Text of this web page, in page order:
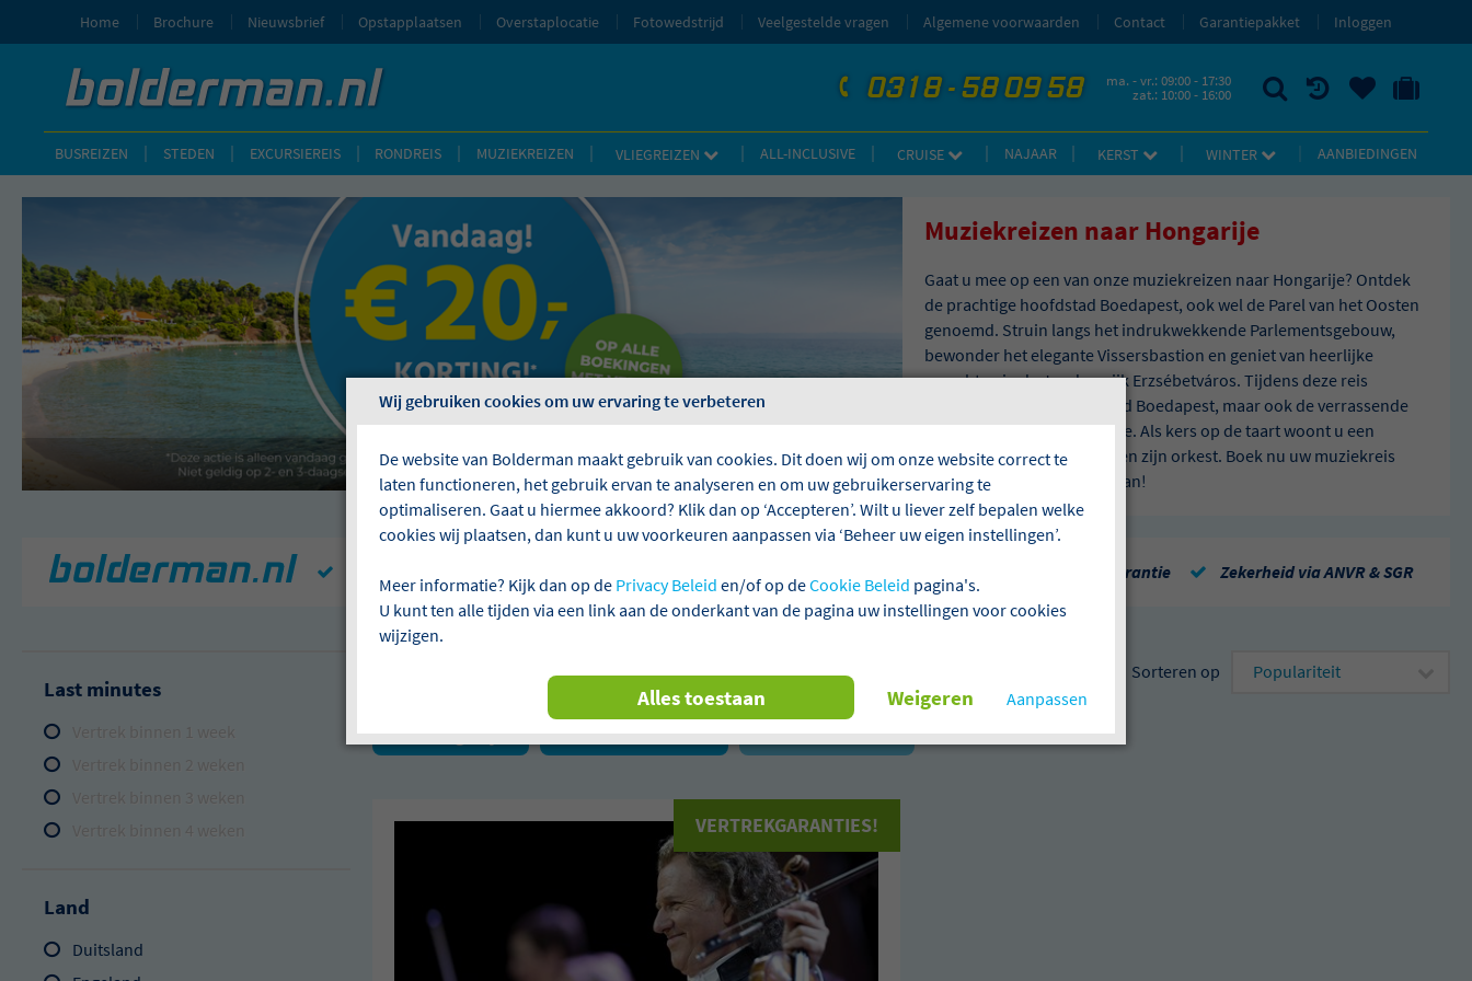
telefoon
0318 - 58 09 58 ma. - vr.: 09:00 - 17:30
zat.: 10:00 - 16:00 ZOEKEN UW BEWAARDE REIZEN
BUSREIZEN STEDEN EXCURSIEREIS RONDREIS MUZIEKREIZEN VLIEGREIZEN ALL-INCLUSIVE CRUISE NAJAAR KERST WINTER AANBIEDINGEN
Home Brochure Nieuwsbrief Opstapplaatsen Overstaplocatie Fotowedstrijd Veelgestelde vragen Algemene voorwaarden Contact Garantiepakket Inloggen
Muziekreizen naar Hongarije
Gaat u mee op een van onze muziekreizen naar Hongarije? Ontdek
de prachtige hoofdstad Boedapest, ook wel de Parel van het Oosten
genoemd. Struin langs het indrukwekkende Parlementsgebouw,
bewonder het elegante Vissersbastion en geniet van heerlijke
gerechten in de Joodse wijk Erzsébetváros. Tijdens deze reis
ontdekt u niet alleen de stad Boedapest, maar ook de verrassende
omgeving van de Donauknie. Als kers op de taart woont u een
concert bij van André Rieu en zijn orkest. Boek nu uw muziekreis
naar Hongarije bij Bolderman!
Repatriëringsgarantie Zekerheid via ANVR & SGR
Wij hebben 1 reizen gevonden Sorteren op
Hongarije Muziekreizen Alles wissen
VERTREKGARANTIES!
Last minutes
Land
Duitsland
Wij gebruiken cookies om uw ervaring te verbeteren
De website van Bolderman maakt gebruik van cookies. Dit doen wij om onze website correct te
laten functioneren, het gebruik ervan te analyseren en om uw gebruikerservaring te
optimaliseren. Gaat u hiermee akkoord? Klik dan op ‘Accepteren’. Wilt u liever zelf bepalen welke
cookies wij plaatsen, dan kunt u uw voorkeuren aanpassen via ‘Beheer uw eigen instellingen’.
Meer informatie? Kijk dan op de Privacy Beleid en/of op deCookie Beleid pagina's.
U kunt ten alle tijden via een link aan de onderkant van de pagina uw instellingen voor cookies
wijzigen.
Aanpassen
Weigeren
Alles toestaan